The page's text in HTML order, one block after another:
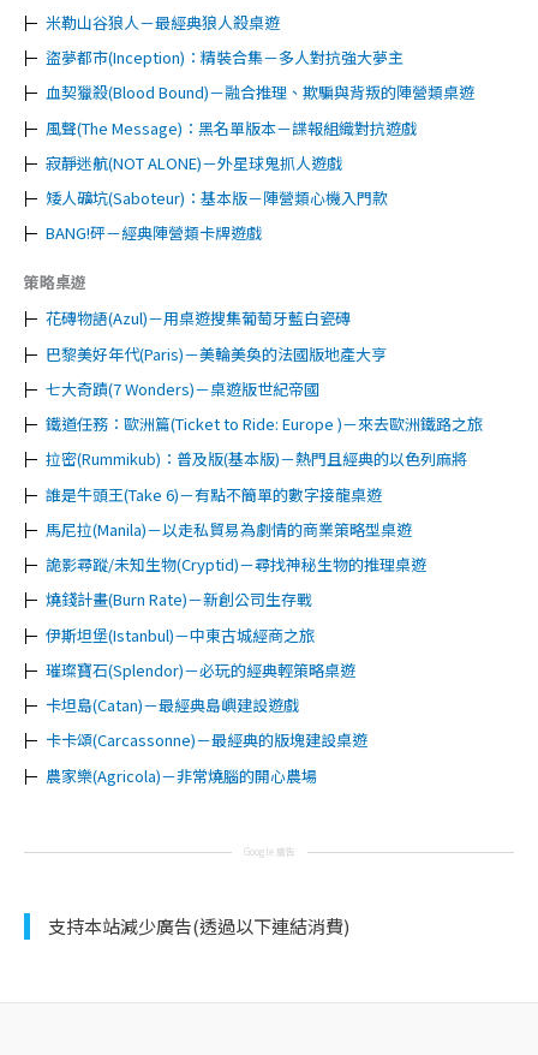
米勒山谷狼人－最經典狼人殺桌遊
盜夢都市(Inception)：精裝合集－多人對抗強大夢主
血契獵殺(Blood Bound)－融合推理、欺騙與背叛的陣營類桌遊
風聲(The Message)：黑名單版本－諜報組織對抗遊戲
寂靜迷航(NOT ALONE)－外星球鬼抓人遊戲
矮人礦坑(Saboteur)：基本版－陣營類心機入門款
BANG!砰－經典陣營類卡牌遊戲
策略桌遊
花磚物語(Azul)－用桌遊搜集葡萄牙藍白瓷磚
巴黎美好年代(Paris)－美輪美奐的法國版地產大亨
七大奇蹟(7 Wonders)－桌遊版世紀帝國
鐵道任務：歐洲篇(Ticket to Ride: Europe )－來去歐洲鐵路之旅
拉密(Rummikub)：普及版(基本版)－熱門且經典的以色列麻將
誰是牛頭王(Take 6)－有點不簡單的數字接龍桌遊
馬尼拉(Manila)－以走私貿易為劇情的商業策略型桌遊
詭影尋蹤/未知生物(Cryptid)－尋找神秘生物的推理桌遊
燒錢計畫(Burn Rate)－新創公司生存戰
伊斯坦堡(Istanbul)－中東古城經商之旅
璀璨寶石(Splendor)－必玩的經典輕策略桌遊
卡坦島(Catan)－最經典島嶼建設遊戲
卡卡頌(Carcassonne)－最經典的版塊建設桌遊
農家樂(Agricola)－非常燒腦的開心農場
Google 廣告
支持本站減少廣告(透過以下連結消費)